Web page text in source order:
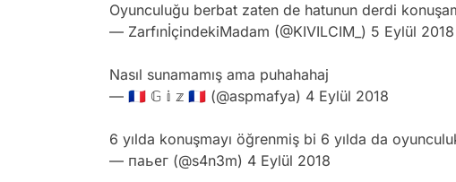
Oyunculuğu berbat zaten de hatunun derdi
— ZarfınİçindekiMadam (@KIVILCIM_) 5 Eylül 2018
Nasıl sunamamış ama puhahahaj
— 🇫🇷 𝔾 𝕚 𝕫 🇫🇷 (@aspmafya) 4 Eylül 2018
6 yılda konuşmayı öğrenmiş bi 6 yılda da
— паьег (@s4n3m) 4 Eylül 2018